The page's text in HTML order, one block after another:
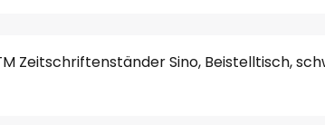
Zeitschriftenständer Sino, Beistelltisch,